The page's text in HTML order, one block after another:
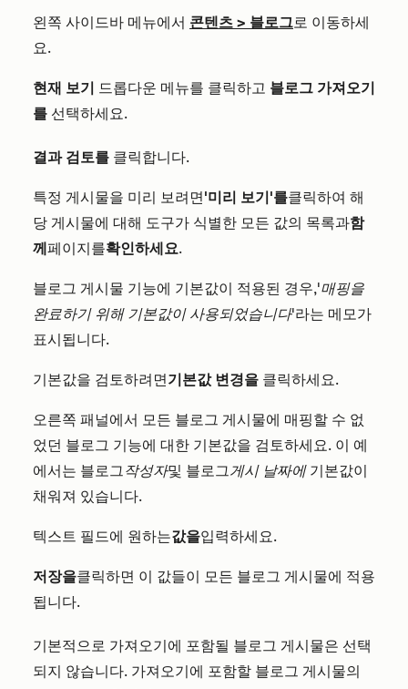
왼쪽 사이드바 메뉴에서 콘텐츠 > 블로그로 이동하세
요.
현재 보기 드롭다운 메뉴를 클릭하고 블로그 가져오기
를 선택하세요.
결과 검토를 클릭합니다.
특정 게시물을 미리 보려면'미리 보기'를클릭하여 해
당 게시물에 대해 도구가 식별한 모든 값의 목록과함
께페이지를확인하세요.
블로그 게시물 기능에 기본값이 적용된 경우,'매핑을
완료하기 위해 기본값이 사용되었습니다'라는 메모가
표시됩니다.
기본값을 검토하려면기본값 변경을 클릭하세요.
오른쪽 패널에서 모든 블로그 게시물에 매핑할 수 없
었던 블로그 기능에 대한 기본값을 검토하세요. 이 예
에서는 블로그작성자및 블로그게시 날짜에기본값이
채워져 있습니다.
텍스트 필드에 원하는값을입력하세요.
저장을클릭하면 이 값들이 모든 블로그 게시물에 적용
됩니다.
기본적으로 가져오기에 포함될 블로그 게시물은 선택
되지 않습니다. 가져오기에 포함할 블로그 게시물의